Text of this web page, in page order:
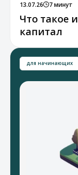
13.07.26 7 минут
Что такое
капитал
для начинающих